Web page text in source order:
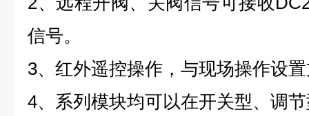
信号。
3、红外遥控操作，与现场操作设
4、系列模块均可以在开关型、调